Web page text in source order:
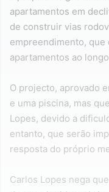
apartamentos em
de construir vias
empreendimento, que
apartamentos ao
O projecto, aprovado
e uma piscina, mas
Lopes, devido a
entanto, que serão
resposta do próprio
Carlos Lopes nega